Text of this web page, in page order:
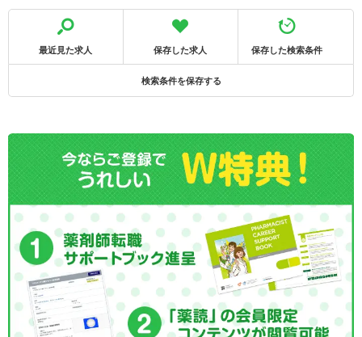
最近見た求人 保存した求人 保存した検索条件
検索条件を保存する